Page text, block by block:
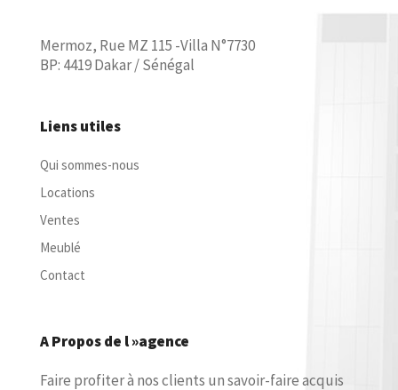
Mermoz, Rue MZ 115 -Villa N°7730
BP: 4419 Dakar / Sénégal
Liens utiles
Qui sommes-nous
Locations
Ventes
Meublé
Contact
A Propos de l »agence
Faire profiter à nos clients un savoir-faire acquis